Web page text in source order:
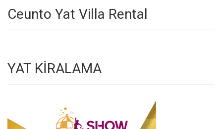
Ceunto Yat Villa Rental
YAT KİRALAMA